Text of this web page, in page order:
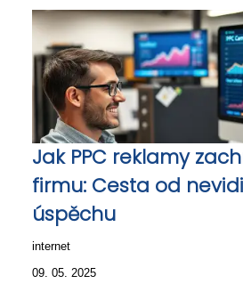
Jak PPC reklamy
firmu: Cesta od
úspěchu
internet
09. 05. 2025